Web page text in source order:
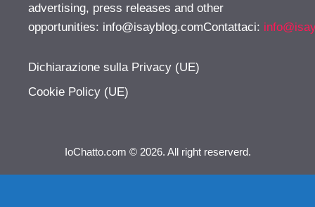
advertising, press releases and other
opportunities: info@isayblog.comContattaci:
Dichiarazione sulla Privacy (UE)
Cookie Policy (UE)
IoChatto.com © 2026. All right reserverd.